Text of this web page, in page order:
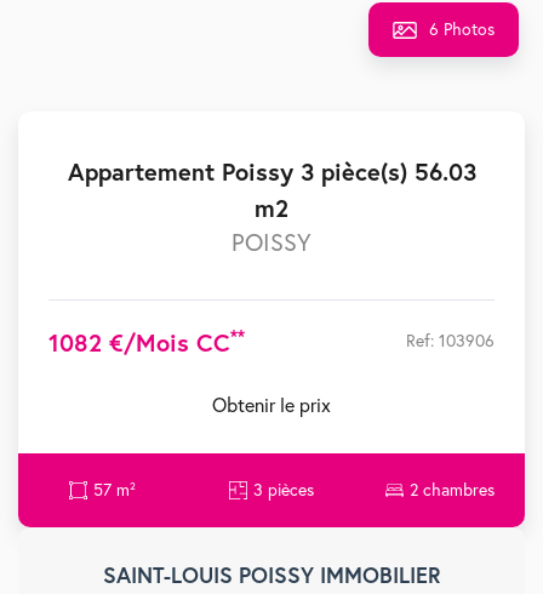
Appartement Poissy 3 pièce(s) 56.03
m2
POISSY
1082 €/mois CC** Ref: 103906
Obtenir le prix
57 m² 3 pièces 2 chambres
SAINT-LOUIS POISSY IMMOBILIER
6 Photos